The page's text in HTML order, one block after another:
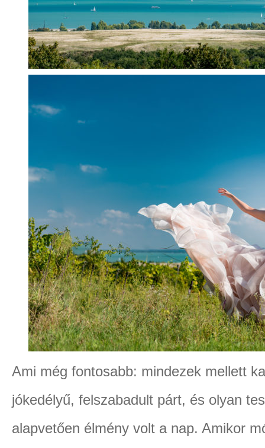
Ami még fontosabb: mindezek mellett
jókedélyű, felszabadult párt, és olyan
alapvetően élmény volt a nap. Amikor